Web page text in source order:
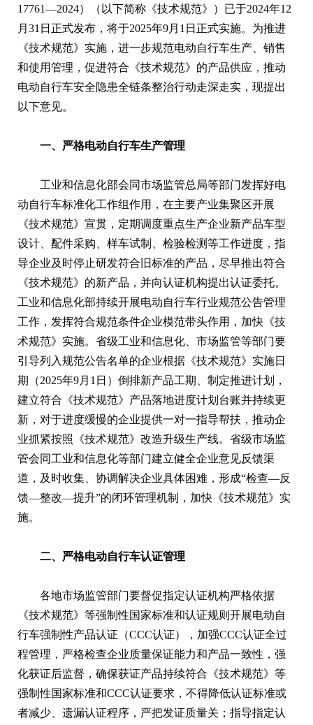
17761—2024）（以下简称《技术规范》）已于2024年12
月31日正式发布，将于2025年9月1日正式实施。为推进
《技术规范》实施，进一步规范电动自行车生产、销售
和使用管理，促进符合《技术规范》的产品供应，推动
电动自行车安全隐患全链条整治行动走深走实，现提出
以下意见。
一、严格电动自行车生产管理
工业和信息化部会同市场监管总局等部门发挥好电
动自行车标准化工作组作用，在主要产业集聚区开展
《技术规范》宣贯，定期调度重点生产企业新产品车型
设计、配件采购、样车试制、检验检测等工作进度，指
导企业及时停止研发符合旧标准的产品，尽早推出符合
《技术规范》的新产品，并向认证机构提出认证委托。
工业和信息化部持续开展电动自行车行业规范公告管理
工作，发挥符合规范条件企业模范带头作用，加快《技
术规范》实施。省级工业和信息化、市场监管等部门要
引导列入规范公告名单的企业根据《技术规范》实施日
期（2025年9月1日）倒排新产品工期、制定推进计划，
建立符合《技术规范》产品落地进度计划台账并持续更
新，对于进度缓慢的企业提供一对一指导帮扶，推动企
业抓紧按照《技术规范》改造升级生产线。省级市场监
管会同工业和信息化等部门建立健全企业意见反馈渠
道，及时收集、协调解决企业具体困难，形成“检查—反
馈—整改—提升”的闭环管理机制，加快《技术规范》实
施。
二、严格电动自行车认证管理
各地市场监管部门要督促指定认证机构严格依据
《技术规范》等强制性国家标准和认证规则开展电动自
行车强制性产品认证（CCC认证），加强CCC认证全过
程管理，严格检查企业质量保证能力和产品一致性，强
化获证后监督，确保获证产品持续符合《技术规范》等
强制性国家标准和CCC认证要求，不得降低认证标准或
者减少、遗漏认证程序，严把发证质量关；指导指定认